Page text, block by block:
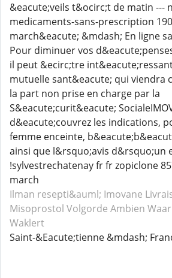
&eacute;veils t&ocirc;t de matin ---
medicaments-sans-prescription
march&eacute; &mdash; En ligne
Pour diminuer vos
il peut &ecirc;tre
mutuelle sant&eacute; qui viendra
la part non prise en charge par la
S&eacute;curit&eacute;
d&eacute;couvrez les indications,
femme enceinte,
ainsi que l&rsquo;avis d&rsquo;un
!sylvestrechatenay fr fr zopiclone
march
Ilman resepti&auml; Imovane
Misoprostol Volgorde Ambien
Waklert
Saint-&Eacute;tienne &mdash;